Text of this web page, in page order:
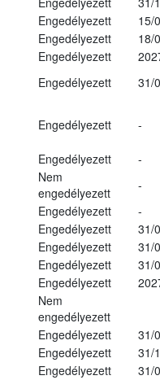
Engedélyezett
15/
Engedélyezett
18/
Engedélyezett
Engedélyezett
31/
Engedélyezett -
Engedélyezett
-
Nem
engedélyezett
-
Engedélyezett
-
Engedélyezett
31/
Engedélyezett
31/
Engedélyezett
31/
Engedélyezett
Nem
engedélyezett
Engedélyezett
31/
Engedélyezett
31/
Engedélyezett
31/